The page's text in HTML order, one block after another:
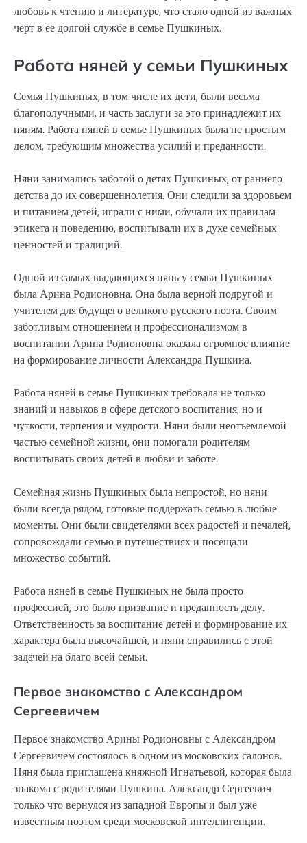
любовь к чтению и литературе, что стало одной из важных
черт в ее долгой службе в семье Пушкиных.
Работа няней у семьи Пушкиных
Семья Пушкиных, в том числе их дети, были весьма
благополучными, и часть заслуги за это принадлежит их
няням. Работа няней в семье Пушкиных была не простым
делом, требующим множества усилий и преданности.
Няни занимались заботой о детях Пушкиных, от раннего
детства до их совершеннолетия. Они следили за здоровьем
и питанием детей, играли с ними, обучали их правилам
этикета и поведению, воспитывали их в духе семейных
ценностей и традиций.
Одной из самых выдающихся нянь у семьи Пушкиных
была Арина Родионовна. Она была верной подругой и
учителем для будущего великого русского поэта. Своим
заботливым отношением и профессионализмом в
воспитании Арина Родионовна оказала огромное влияние
на формирование личности Александра Пушкина.
Работа няней в семье Пушкиных требовала не только
знаний и навыков в сфере детского воспитания, но и
чуткости, терпения и мудрости. Няни были неотъемлемой
частью семейной жизни, они помогали родителям
воспитывать своих детей в любви и заботе.
Семейная жизнь Пушкиных была непростой, но няни
были всегда рядом, готовые поддержать семью в любые
моменты. Они были свидетелями всех радостей и печалей,
сопровождали семью в путешествиях и посещали
множество событий.
Работа няней в семье Пушкиных не была просто
профессией, это было призвание и преданность делу.
Ответственность за воспитание детей и формирование их
характера была высочайшей, и няни справились с этой
задачей на благо всей семьи.
Первое знакомство с Александром
Сергеевичем
Первое знакомство Арины Родионовны с Александром
Сергеевичем состоялось в одном из московских салонов.
Няня была приглашена княжной Игнатьевой, которая была
знакома с родителями Пушкина. Александр Сергеевич
только что вернулся из западной Европы и был уже
известным поэтом среди московской интеллигенции.